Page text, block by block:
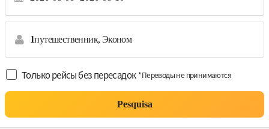
1путешественник, Эконом
Только рейсы без пересадок *Переводы не принимаются
Pesquisa